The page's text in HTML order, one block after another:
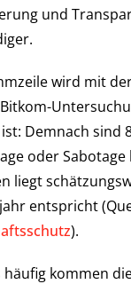
und
wird mit
Demnach sind
oder
liegt
entspricht
).
kommen